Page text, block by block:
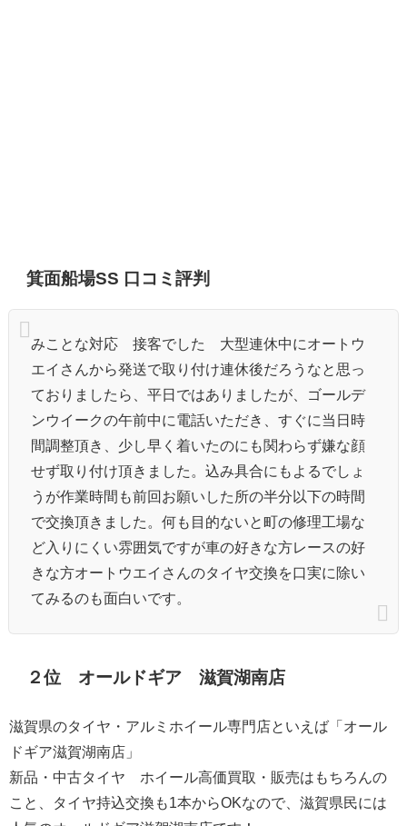
箕面船場SS 口コミ評判
みことな対応 接客でした 大型連休中にオートウ
エイさんから発送で取り付け連休後だろうなと思っ
ておりましたら、平日ではありましたが、ゴールデ
ンウイークの午前中に電話いただき、すぐに当日時
間調整頂き、少し早く着いたのにも関わらず嫌な顔
せず取り付け頂きました。込み具合にもよるでしょ
うが作業時間も前回お願いした所の半分以下の時間
で交換頂きました。何も目的ないと町の修理工場な
ど入りにくい雰囲気ですが車の好きな方レースの好
きな方オートウエイさんのタイヤ交換を口実に除い
てみるのも面白いです。
２位 オールドギア 滋賀湖南店
滋賀県のタイヤ・アルミホイール専門店といえば「オール
ドギア滋賀湖南店」
新品・中古タイヤ ホイール高価買取・販売はもちろんの
こと、タイヤ持込交換も1本からOKなので、滋賀県民には